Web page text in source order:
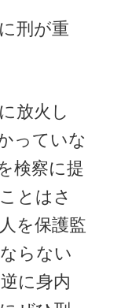
刑が重
放火し
っていな
検察に提
とはさ
を保護監
らない
に身内